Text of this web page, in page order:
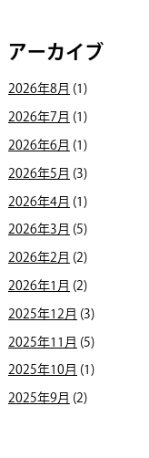
アーカイブ
2026年8月(1)
2026年7月(1)
2026年6月(1)
2026年5月 (3)
2026年4月 (1)
2026年3月(5)
2026年2月(2)
2026年1月(2)
2025年12月 (3)
2025年11月 (5)
2025年10月(1)
2025年9月(2)